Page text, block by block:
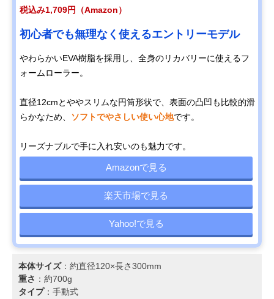
税込み1,709円（Amazon）
初心者でも無理なく使えるエントリーモデル
やわらかいEVA樹脂を採用し、全身のリカバリーに使えるフ
ォームローラー。
直径12cmとややスリムな円筒形状で、表面の凸凹も比較的滑
らかなため、
ソフトでやさしい使い心地です。
リーズナブルで手に入れ安いのも魅力です。
Amazonで見る
楽天市場で見る
Yahoo!で見る
本体サイズ：約直径120×長さ300mm
重さ ：約700g
タイプ：手動式